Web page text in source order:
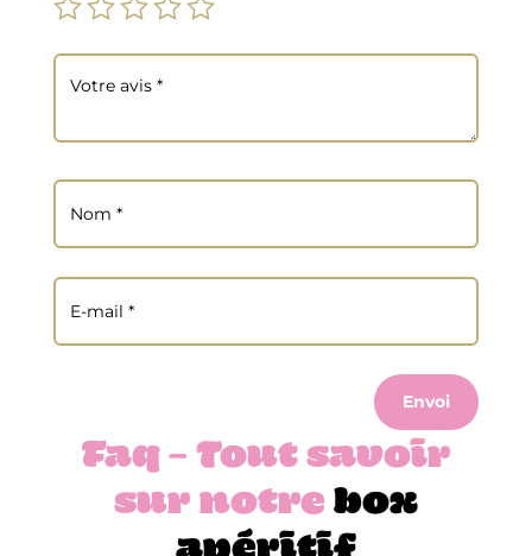
Envoi
Faq – Tout savoir
sur notre box
apéritif